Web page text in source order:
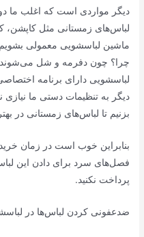
دیگر مواردی است که اغلب ما
لباس‌های زمستانی مثل کاپشن،
ماشین لباسشویی معمولی بشویم
چرا؟ چون دفرمه و شل
لباسشویی دارای برنامه
دیگر به تنظیمات دستی ما
بزنیم تا لباس‌های زمستانی در
بنابراین خوب است در زمان خرید
فصل‌های سرد برای دادن این
پرداخت نکنید.
ضدعفونی کردن لباس‌ها در